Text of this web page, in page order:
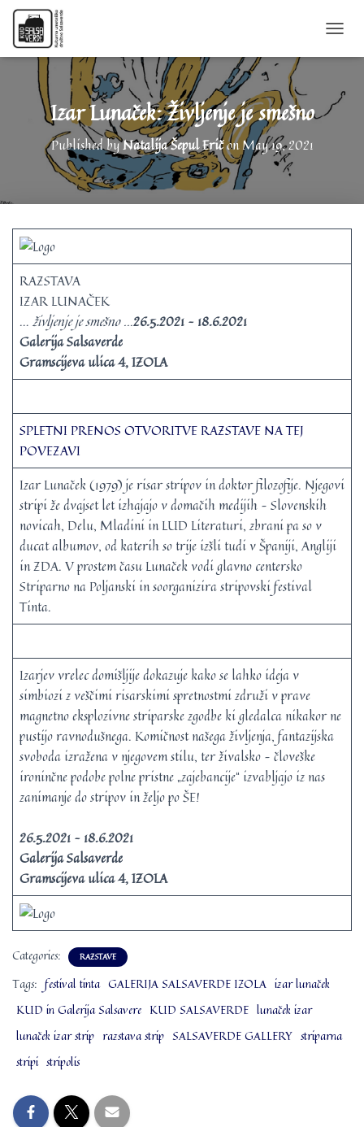
O
L
T
Izar Lunaček: Življenje je smešno
Published byNatalija Šepul EričonMay 19, 2021
RAZSTAVA
IZAR LUNAČEK
… življenje je smešno …26.5.2021 – 18.6.2021
Galerija Salsaverde
Gramscijeva ulica 4, IZOLA
SPLETNI PRENOS OTVORITVE RAZSTAVE NA TEJ
POVEZAVI
Izar Lunaček (1979) je risar stripov in doktor filozofije. Njegovi
stripi že dvajset let izhajajo v domačih medijih – Slovenskih
novicah, Delu, Mladini in LUD Literaturi, zbrani pa so v
ducat albumov, od katerih so trije izšli tudi v Španiji, Angliji
in ZDA. V prostem času Lunaček vodi glavno centersko
Striparno na Poljanski in soorganizira stripovski festival
Tinta.
Izarjev vrelec domišljije dokazuje kako se lahko ideja v
simbiozi z veščimi risarskimi spretnostmi združi v prave
magnetno eksplozivne striparske zgodbe ki gledalca nikakor ne
pustijo ravnodušnega. Komičnost našega življenja, fantazijska
svoboda izražena v njegovem stilu, ter živalsko – človeške
ironinčne podobe polne pristne „zajebancije“ izvabljajo iz nas
zanimanje do stripov in željo po ŠE!
26.5.2021 – 18.6.2021
Galerija Salsaverde
Gramscijeva ulica 4, IZOLA
Categories: RAZSTAVE
Tags: festival tinta GALERIJA SALSAVERDE IZOLA izar lunaček
KUD in Galerija Salsavere KUD SALSAVERDE lunaček izar
lunaček izar strip razstava strip SALSAVERDE GALLERY striparna
stripi stripolis